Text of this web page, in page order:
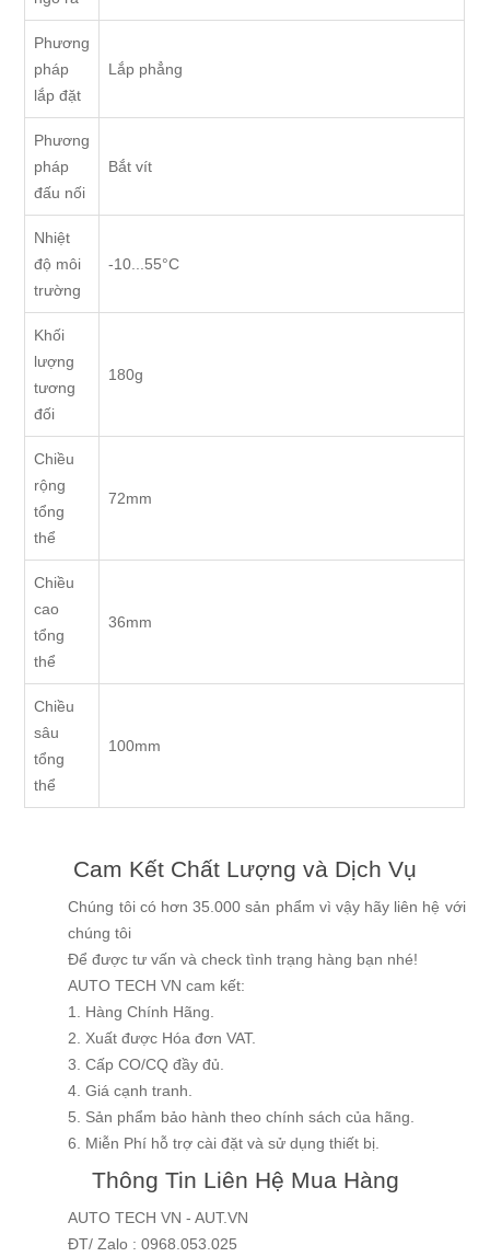
Phương
pháp
lắp đặt
Lắp phẳng
Phương
pháp
đấu nối
Bắt vít
Nhiệt
độ môi
trường
-10...55°C
Khối
lượng
tương
đối
180g
Chiều
rộng
tổng
thể
72mm
Chiều
cao
tổng
thể
36mm
Chiều
sâu
tổng
thể
100mm
Cam Kết Chất Lượng và Dịch Vụ
Chúng tôi có hơn 35.000 sản phẩm vì vậy hãy liên hệ với
chúng tôi
Để được tư vấn và check tình trạng hàng bạn nhé!
AUTO TECH VN cam kết:
1. Hàng Chính Hãng.
2. Xuất được Hóa đơn VAT.
3. Cấp CO/CQ đầy đủ.
4. Giá cạnh tranh.
5. Sản phẩm bảo hành theo chính sách của hãng.
6. Miễn Phí hỗ trợ cài đặt và sử dụng thiết bị.
Thông Tin Liên Hệ Mua Hàng
AUTO TECH VN - AUT.VN
ĐT/ Zalo : 0968.053.025